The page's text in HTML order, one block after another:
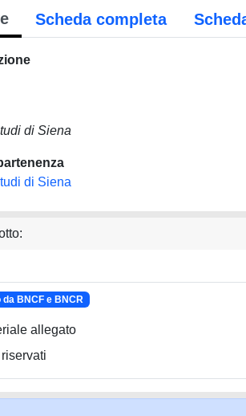
Scheda completa
di Siena
di Siena
BNCF e BNCR
allegato